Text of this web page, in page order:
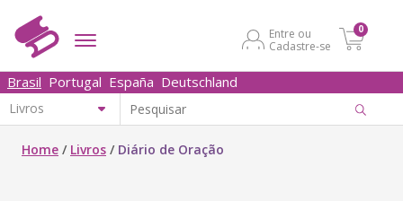
Entre ou
Cadastre-se
0
Brasil Portugal España Deutschland
Home / Livros / Diário de Oração